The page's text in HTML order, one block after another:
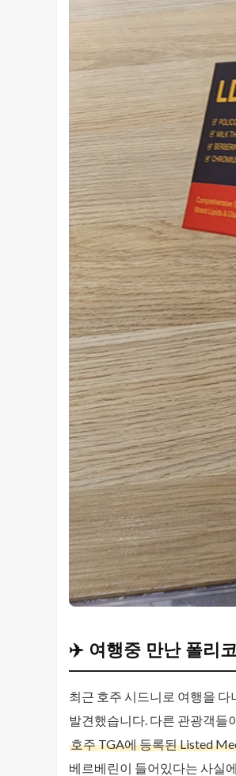
✈️ 여행중 만난 폴리
최근 호주 시드니로 여행을
발견했습니다. 다른 관광객들
호주 TGA에 등록된 Listed
베르베린이 들어있다는 사실